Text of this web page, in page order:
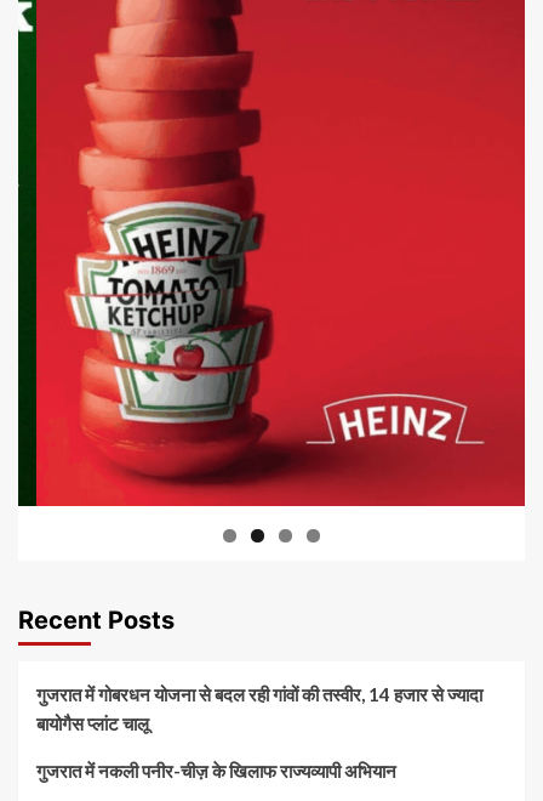
Recent Posts
गुजरात में गोबरधन योजना से बदल रही गांवों की तस्वीर, 14 हजार से ज्यादा
बायोगैस प्लांट चालू
गुजरात में नकली पनीर-चीज़ के खिलाफ राज्यव्यापी अभियान